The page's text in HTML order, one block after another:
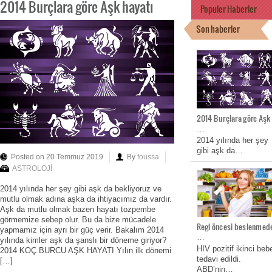
2014 Burçlara göre Aşk hayatı
Posted on 20 Temmuz 2019 By foussa
ASTROLOJİ
2014 yılında her şey gibi aşk da bekliyoruz ve
mutlu olmak adına aşka da ihtiyacımız da vardır.
Aşk da mutlu olmak bazen hayatı tozpembe
görmemize sebep olur. Bu da bize mücadele
yapmamız için ayrı bir güç verir. Bakalım 2014
yılında kimler aşk da şanslı bir döneme giriyor?
2014 KOÇ BURCU AŞK HAYATI Yılın ilk dönemi
[…]
Populer Haberler
Son haberler
2014 Burçlara göre Aşk
2014 yılında her şey
gibi aşk da…
Regl öncesi
…
HIV pozitif ikinci
tedavi edildi.
ABD’nin…